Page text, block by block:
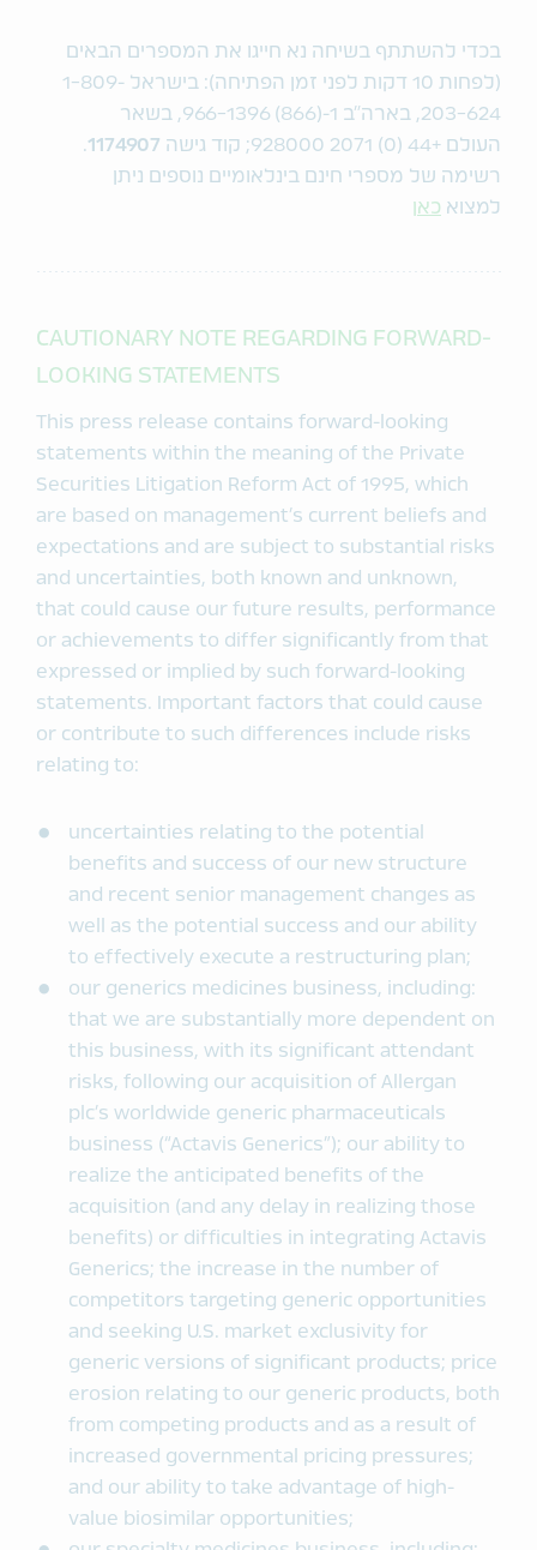
בכדי להשתתף בשיחה נא חייגו את המספרים הבאים
(לפחות 10 דקות לפני זמן הפתיחה): בישראל
1-809-
203-624, בארה"ב 1-(866) 966-1396
, בשאר
העולם +44 (0) 2071 928000 ; קוד גישה 1174907
.
רשימה של מספרי חינם בינלאומיים נוספים ניתן
למצוא כאן
CAUTIONARY NOTE REGARDING FORWARD-
LOOKING STATEMENTS
This press release contains forward-looking
statements within the meaning of the Private
Securities Litigation Reform Act of 1995, which
are based on management’s current beliefs and
expectations and are subject to substantial risks
and uncertainties, both known and unknown,
that could cause our future results, performance
or achievements to differ significantly from that
expressed or implied by such forward-looking
statements. Important factors that could cause
or contribute to such differences include risks
relating to:
uncertainties relating to the potential
benefits and success of our new structure
and recent senior management changes as
well as the potential success and our ability
to effectively execute a restructuring plan;
our generics medicines business, including:
that we are substantially more dependent on
this business, with its significant attendant
risks, following our acquisition of Allergan
plc’s worldwide generic pharmaceuticals
business (“Actavis Generics”); our ability to
realize the anticipated benefits of the
acquisition (and any delay in realizing those
benefits) or difficulties in integrating Actavis
Generics; the increase in the number of
competitors targeting generic opportunities
and seeking U.S. market exclusivity for
generic versions of significant products; price
erosion relating to our generic products, both
from competing products and as a result of
increased governmental pricing pressures;
and our ability to take advantage of high-
value biosimilar opportunities;